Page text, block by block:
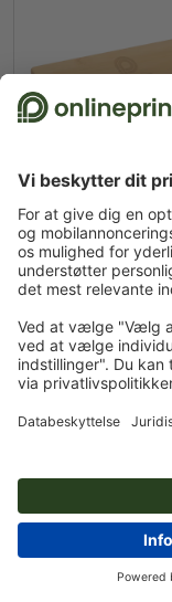
Skrivebordsur
(Prøve)
16,0 x 4,0 x 7,5 cm
Penalhus rund Munich